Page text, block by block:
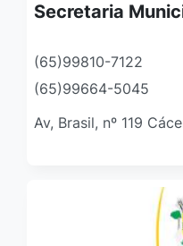
Secretaria
(65)99810-7122
(65)99664-5045
Av, Brasil, nº 119